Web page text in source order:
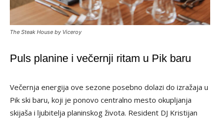
The Steak House by Viceroy
Puls planine i večernji ritam u Pik baru
Večernja energija ove sezone posebno dolazi do izražaja u
Pik ski baru, koji je ponovo centralno mesto okupljanja
skijaša i ljubitelja planinskog života. Resident DJ Kristijan